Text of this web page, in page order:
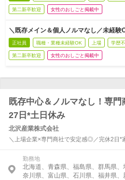
第二新卒歓迎 女性のおしごと掲載中
＼既存メイン＆個人ノルマなし／未経験
正社員 職種・業種未経験OK 上場 学歴
第二新卒歓迎 女性のおしごと掲載中
既存中心＆ノルマなし！専
27日*土日休み
北沢産業株式会社
＼上場企業×専門商社で安定感◎／完休2日*
勤務地
北海道、青森県、福島県、群馬県
奈川県、富山県、石川県、福井県